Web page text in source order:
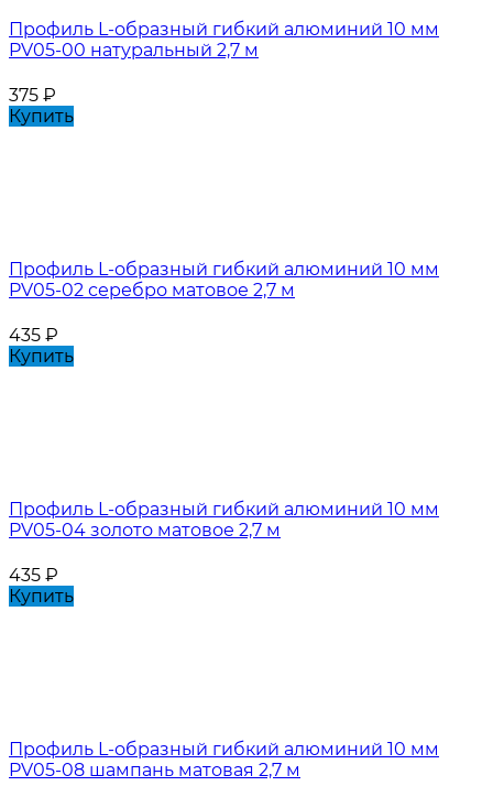
Профиль L-образный гибкий алюминий 10 мм
PV05-00 натуральный 2,7 м
375 ₽
Купить
Профиль L-образный гибкий алюминий 10 мм
PV05-02 серебро матовое 2,7 м
435 ₽
Купить
Профиль L-образный гибкий алюминий 10 мм
PV05-04 золото матовое 2,7 м
435 ₽
Купить
Профиль L-образный гибкий алюминий 10 мм
PV05-08 шампань матовая 2,7 м